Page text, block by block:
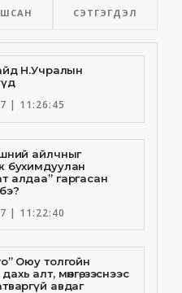
СЭТГЭГДЭЛ
Н.Учралын
| 11:26:45
айлчныг
бухимдуулан
алдаа” гаргасан
| 11:22:40
Оюу толгойн
алт, мөнгө, зэснээс
авдаг